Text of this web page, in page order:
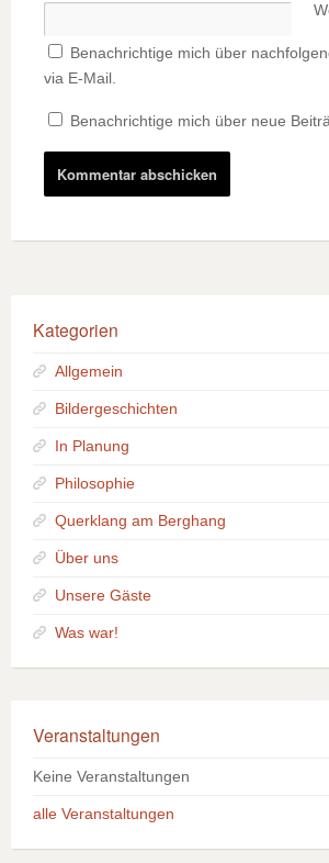
Benachrichtige mich über
via E-Mail.
Benachrichtige mich über neue
Kategorien
Allgemein
Bildergeschichten
In Planung
Philosophie
Querklang am Berghang
Über uns
Unsere Gäste
Was war!
Veranstaltungen
Keine Veranstaltungen
alle Veranstaltungen